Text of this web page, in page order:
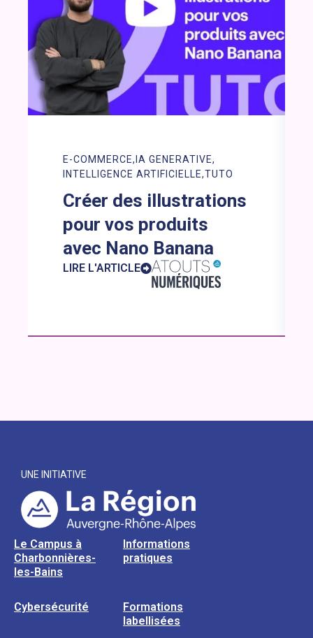
E-COMMERCE
IA GENERATIVE
INTELLIGENCE ARTIFICIELLE TUTO
Créer des illustrations
pour vos produits
avec Nano Banana
LIRE L'ARTICLE
UNE INITIATIVE
Le Campus à
Charbonnières-
les-Bains
Informations
pratiques
Cybersécurité
Formations
labellisées